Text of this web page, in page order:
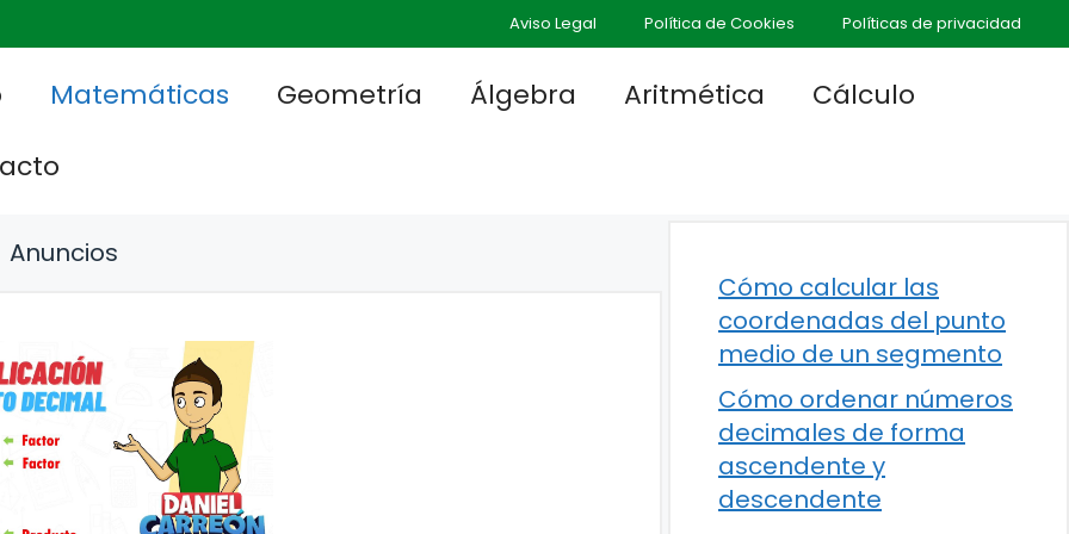
Aviso Legal Política de Cookies Políticas de privacidad
Matemáticas Geometría Álgebra Aritmética
Cálculo
Anuncios
Cómo calcular las
coordenadas del punto
medio de un segmento
Cómo ordenar números
decimales de forma
ascendente y
descendente